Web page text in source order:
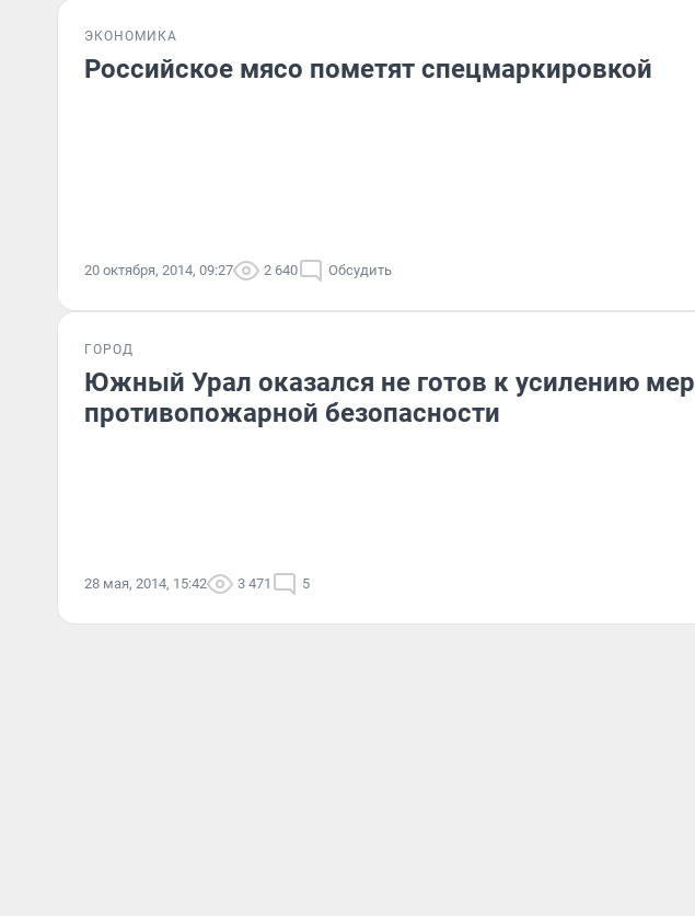
ЭКОНОМИКА
Российское мясо пометят спецмаркировкой
20 октября, 2014, 09:27 2 640 Обсудить
ГОРОД
Южный Урал оказался не готов к усилению мер
противопожарной безопасности
28 мая, 2014, 15:42 3 471 5